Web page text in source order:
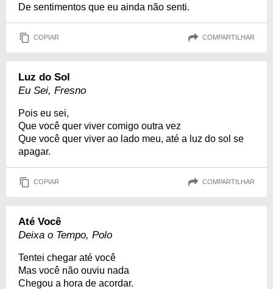
De sentimentos que eu ainda não senti.
COPIAR COMPARTILHAR
Luz do Sol
Eu Sei, Fresno
Pois eu sei,
Que você quer viver comigo outra vez
Que você quer viver ao lado meu, até a luz do sol se
apagar.
COPIAR COMPARTILHAR
Até Você
Deixa o Tempo, Polo
Tentei chegar até você
Mas você não ouviu nada
Chegou a hora de acordar.